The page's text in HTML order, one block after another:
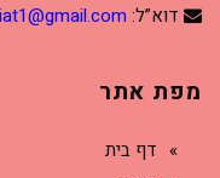
דוא”ל:
מפת אתר
דף בית